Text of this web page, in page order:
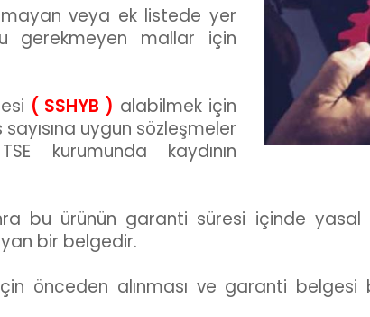
veya ek listede yer
gerekmeyen mallar için
( SSHYB ) alabilmek için
uygun sözleşmeler
kurumunda kaydının
bu ürünün garanti süresi içinde
bir belgedir.
önceden alınması ve garanti belgesi